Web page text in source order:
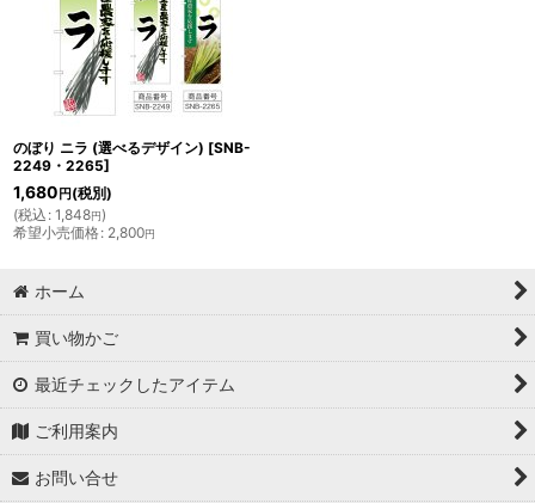
のぼり ニラ (選べるデザイン) [SNB-
2249・2265]
1,680 円 (税別)
(税込 : 1,848円)
希望小売価格: 2,800円
ホーム
買い物かご
最近チェックしたアイテム
ご利用案内
お問い合せ